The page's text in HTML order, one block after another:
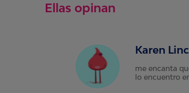
Ellas opinan
Karen
me encanta
lo encuentro